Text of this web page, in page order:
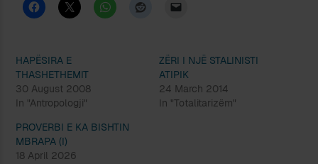
HAPËSIRA E
THASHETHEMIT
30 August 2008
In "Antropologji"
ZËRI I NJË STALINISTI
ATIPIK
24 March 2014
In "Totalitarizëm"
PROVERBI E KA BISHTIN
MBRAPA (I)
18 April 2026